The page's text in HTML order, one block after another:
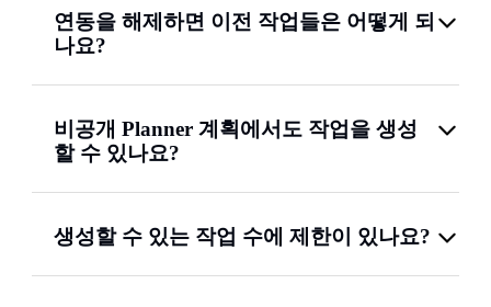
연동을 해제하면 이전 작업들은 어떻게 되
나요?
비공개 Planner 계획에서도 작업을 생성
할 수 있나요?
생성할 수 있는 작업 수에 제한이 있나요?